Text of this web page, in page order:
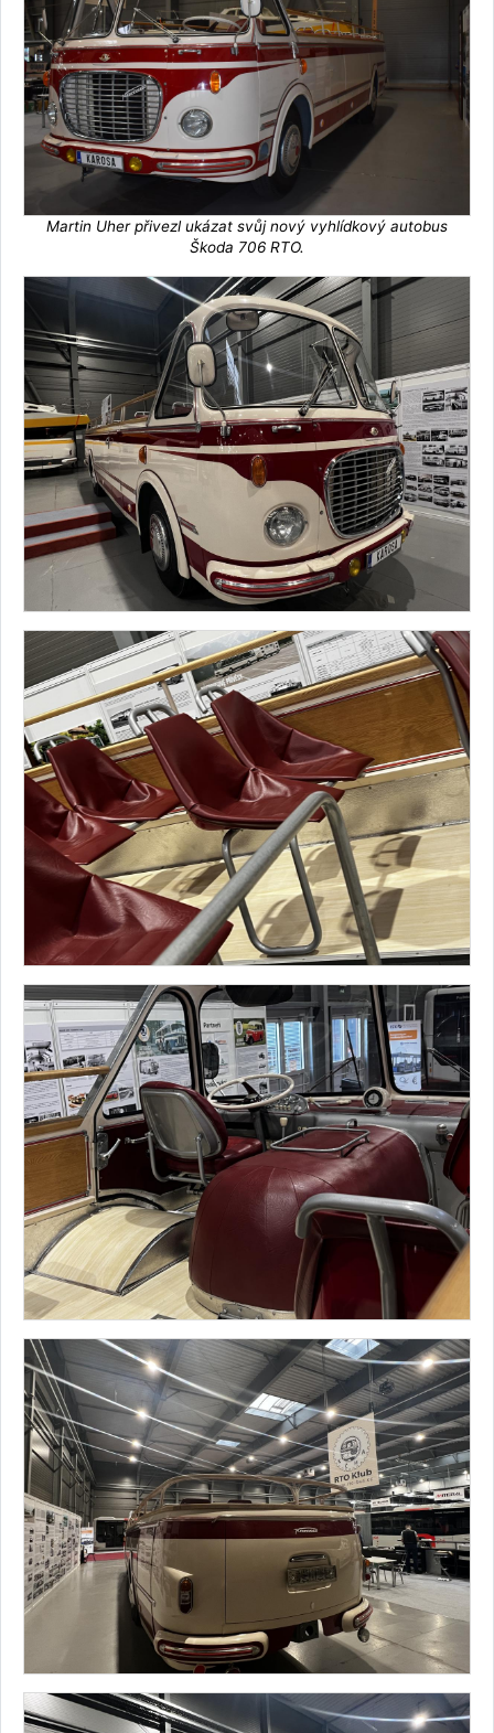
Martin Uher přivezl ukázat svůj nový vyhlídkový autobus
Škoda 706 RTO.